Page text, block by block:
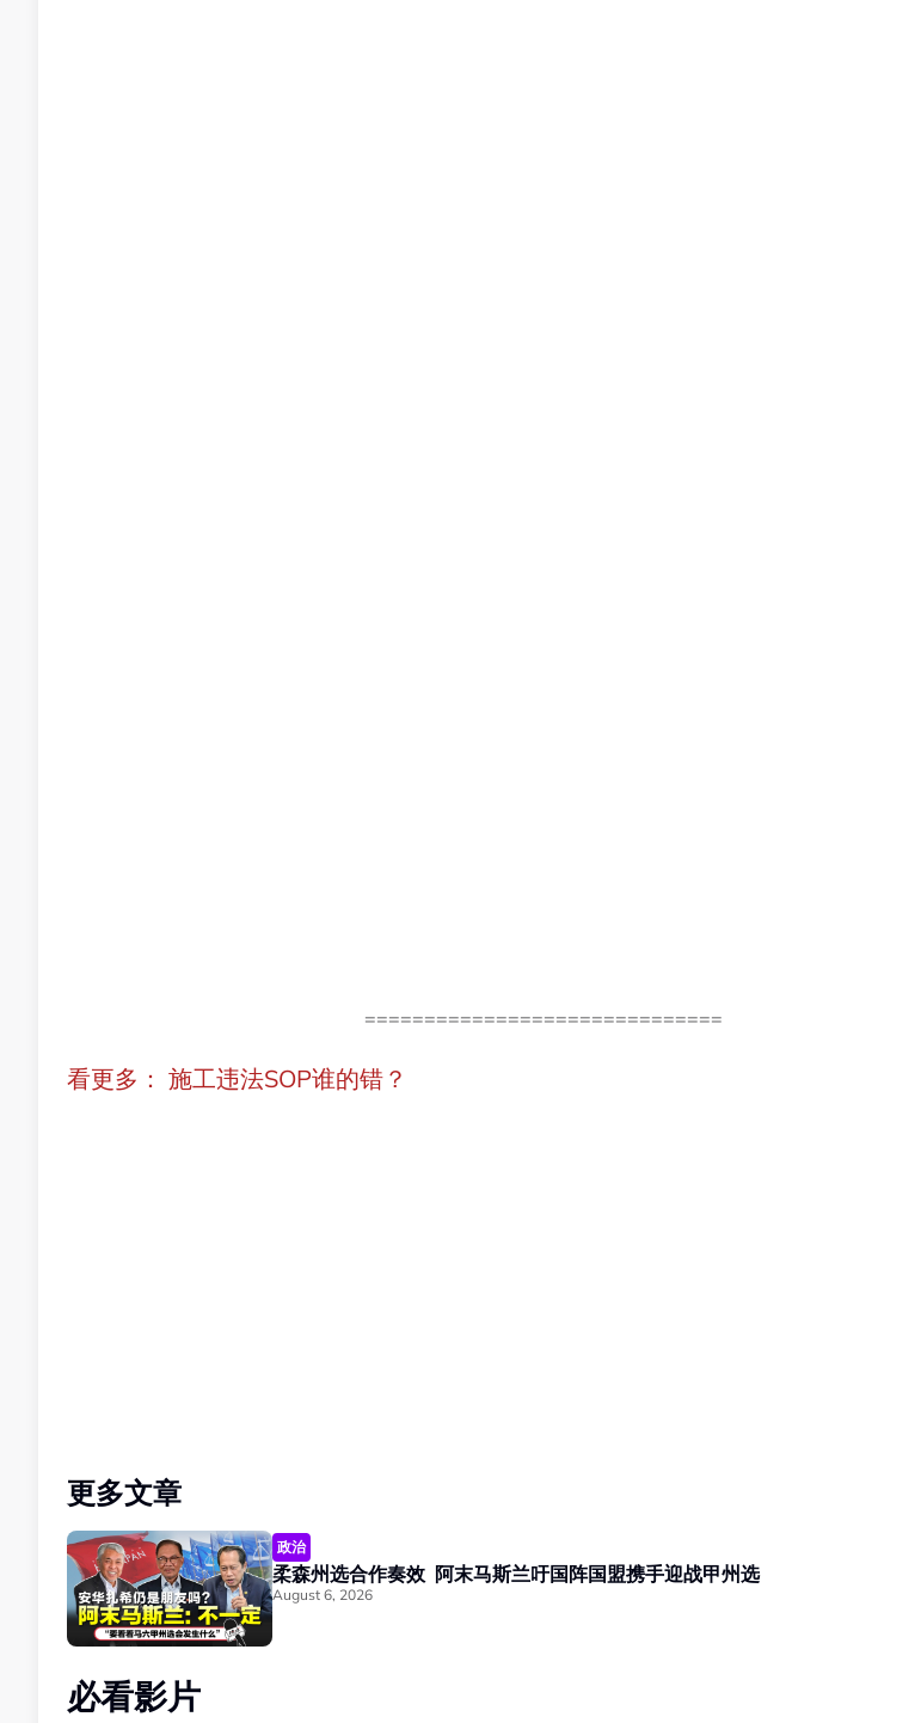
==============================
看更多： 施工违法SOP谁的错？
更多文章
政治
柔森州选合作奏效 阿末马斯兰吁国阵国盟携手迎战甲州选
August 6, 2026
必看影片